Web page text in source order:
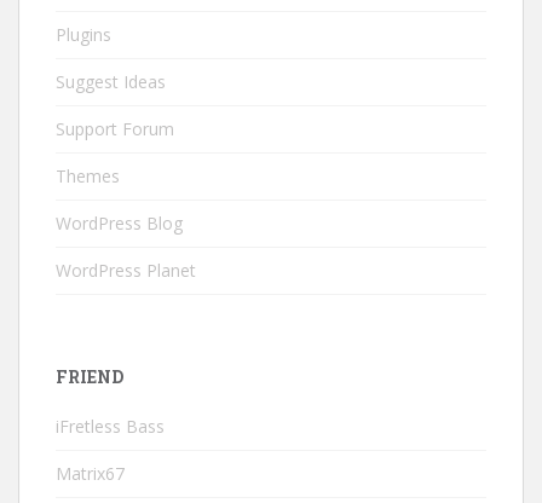
Plugins
Suggest Ideas
Support Forum
Themes
WordPress Blog
WordPress Planet
FRIEND
iFretless Bass
Matrix67